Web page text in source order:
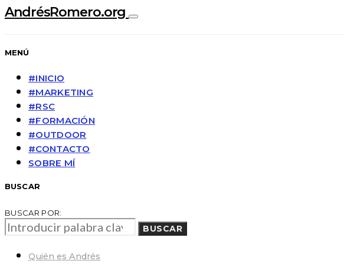
AndrésRomero.org
MENÚ
#INICIO
#MARKETING
#RSC
#FORMACIÓN
#OUTDOOR
#CONTACTO
SOBRE MÍ
BUSCAR
BUSCAR POR:
BUSCAR
Quién es Andrés